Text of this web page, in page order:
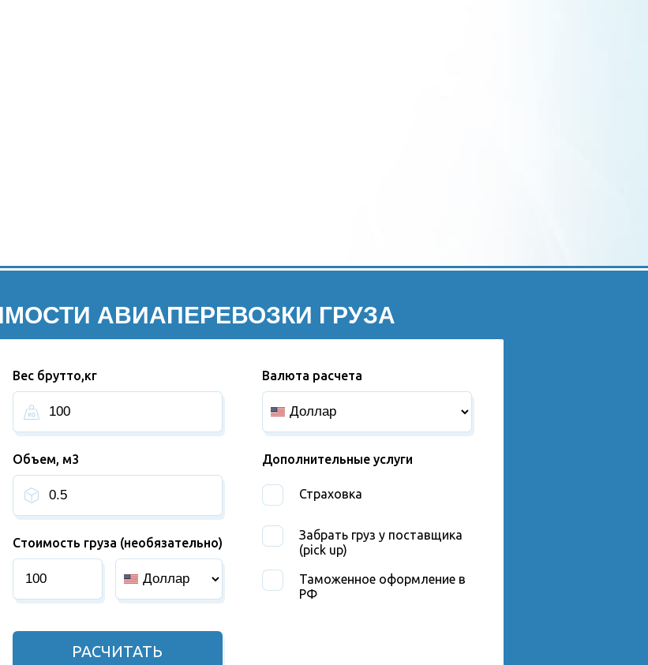
АВИАПЕРЕВОЗКИ ГРУЗА
Вес брутто,кг
Объем, м3
Стоимость груза (необязательно)
Валюта расчета
Дополнительные услуги
Страховка
Забрать груз у поставщика
(pick up)
Таможенное оформление в
РФ
РАСЧИТАТЬ